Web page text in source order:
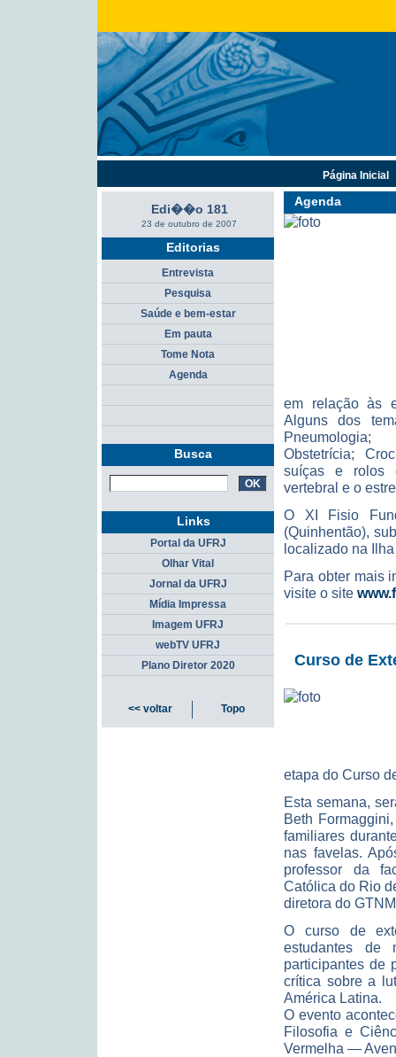
Agenda
em relação às
Alguns dos
Obstetrícia;
suíças e rolos
vertebral e o
O XI Fisio
(Quinhentão),
localizado na
Para obter mais
visite o site
Curso de
etapa do Curso
Esta semana,
Beth
familiares
nas favelas.
professor da
Católica do Rio
diretora do
O curso de
estudantes de
participantes de
crítica sobre a
América Latina.
O evento
Filosofia e
Vermelha —
Edi��o 181
23 de outubro de 2007
Editorias
Entrevista
Pesquisa
Saúde e bem-estar
Em pauta
Tome Nota
Agenda
Busca
Página Inicial
Links
Portal da UFRJ
Olhar Vital
Jornal da UFRJ
Mídia Impressa
Imagem UFRJ
webTV UFRJ
Plano Diretor 2020
<< voltar Topo